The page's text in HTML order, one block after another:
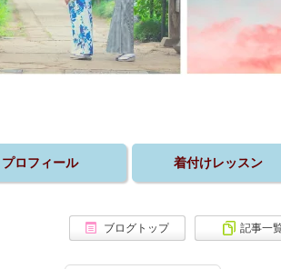
ブログトップ 記事一
プロフィール 着付けレッスン